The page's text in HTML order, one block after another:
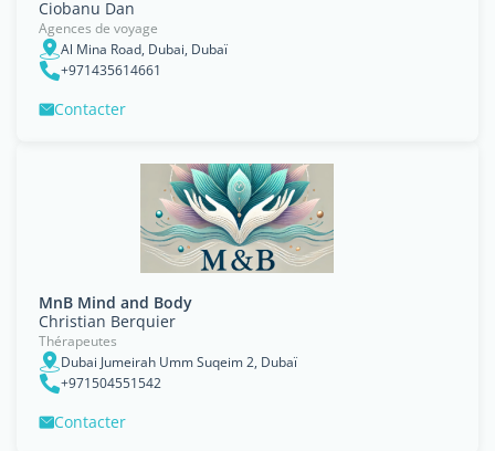
Ciobanu Dan
Agences de voyage
Al Mina Road, Dubai, Dubaï
+971435614661
Contacter
MnB Mind and Body
Christian Berquier
Thérapeutes
Dubai Jumeirah Umm Suqeim 2, Dubaï
+971504551542
Contacter